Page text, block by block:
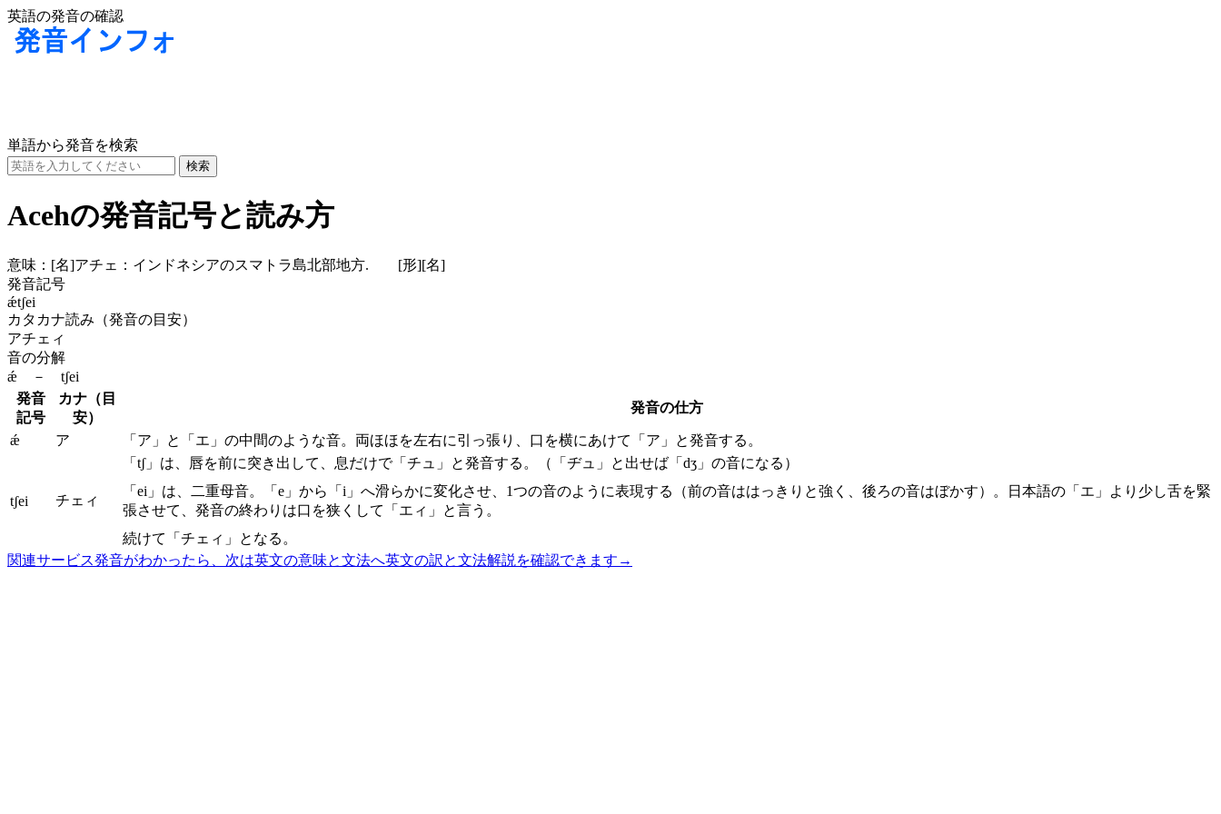
英語の発音の確認
単語から発音を検索
Acehの発音記号と読み方
意味： [名]アチェ：インドネシアのスマトラ島北部地方. [形][名]
発音記号
ǽtʃei
カタカナ読み（発音の目安）
アチェィ
音の分解
ǽ － tʃei
発音
記号
カナ（目
安）
発音の仕方
ǽ ア 「ア」と「エ」の中間のような音。両ほほを左右に引っ張り、口を横にあけて「ア」と発音する。
tʃei チェィ
「tʃ」は、唇を前に突き出して、息だけで「チュ」と発音する。（「ヂュ」と出せば「dʒ」の音になる）
「ei」は、二重母音。「e」から「i」へ滑らかに変化させ、1つの音のように表現する（前の音ははっきりと強く、後ろの音はぼかす）。日本語の「エ」より少し舌を緊
張させて、発音の終わりは口を狭くして「エィ」と言う。
続けて「チェィ」となる。
関連サービス発音がわかったら、次は英文の意味と文法へ英文の訳と文法解説を確認できます →